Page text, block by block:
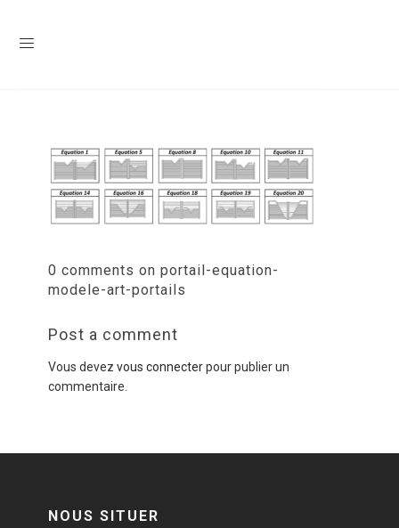
0 comments on portail-equation-
modele-art-portails
Post a comment
Vous devez vous connecterpour publier un
commentaire.
NOUS SITUER